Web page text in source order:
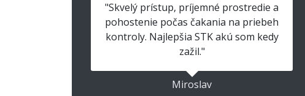
"Skvelý prístup, príjemné prostredie a
pohostenie počas čakania na priebeh
kontroly. Najlepšia STK akú som kedy
zažil."
Miroslav